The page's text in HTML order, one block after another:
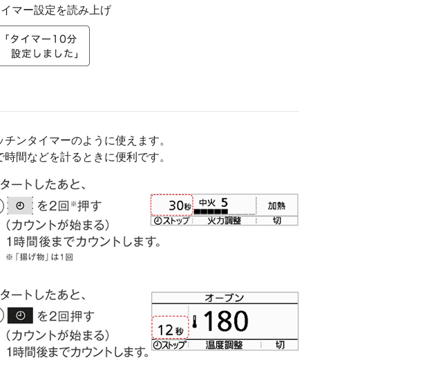
マー設定を読み上げ
チンタイマーのように使えます。
時間などを計るときに便利です。